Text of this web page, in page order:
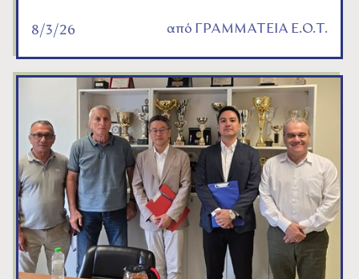
8/3/26 από ΓΡΑΜΜΑΤΕΙΑ Ε.Ο.Τ.